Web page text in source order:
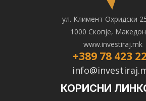
ул. Климент Охридски
1000 Скопје,
www.investiraj.mk
+389 78 423
КОРИСНИ